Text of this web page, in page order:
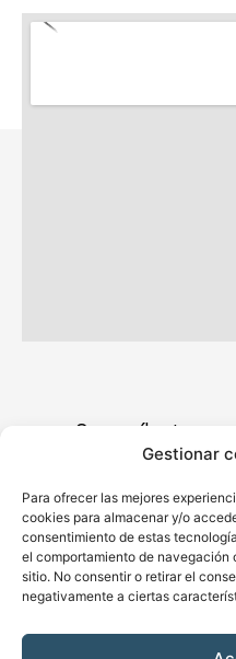
Gestionar
Para ofrecer las mejores
cookies para almacenar y/o
consentimiento de estas
el comportamiento de
sitio. No consentir o retirar el
negativamente a ciertas
Suscríbete y